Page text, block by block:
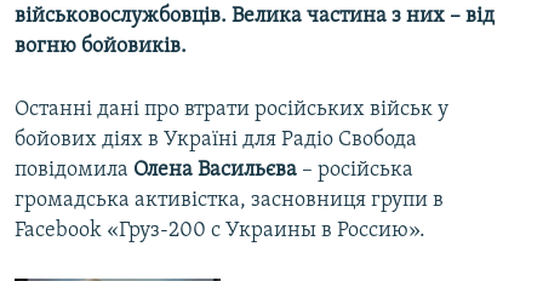
військовослужбовців. Велика частина з них – від
вогню бойовиків.
Останні дані про втрати російських військ у
бойових діях в Україні для Радіо Свобода
повідомила Олена Васильєва – російська
громадська активістка, засновниця групи в
Facebook «Груз-200 с Украины в Россию».